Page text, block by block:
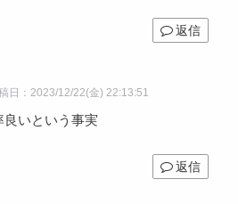
返信
日：2023/12/22(金) 22:13:51
いという事実
返信